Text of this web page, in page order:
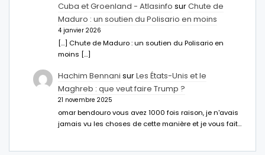
Cuba et Groenland - Atlasinfo surChute de
Maduro : un soutien du Polisario en moins
4 janvier 2026
[…] Chute de Maduro : un soutien du Polisario en
moins […]
Hachim Bennani surLes États-Unis et le
Maghreb : que veut faire Trump ?
21 novembre 2025
omar bendouro vous avez 1000 fois raison, je n'avais
jamais vu les choses de cette manière et je vous fait…